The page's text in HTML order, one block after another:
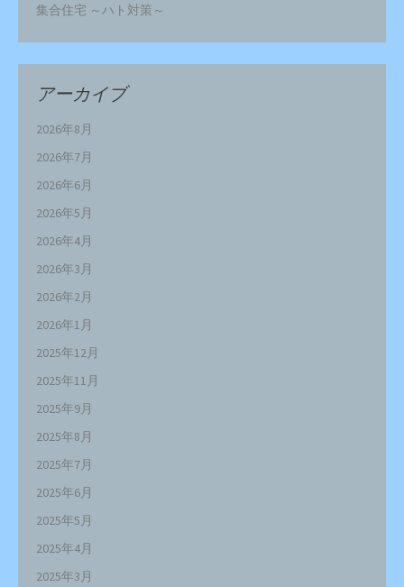
集合住宅 ～ハト対策～
アーカイブ
2026年8月
2026年7月
2026年6月
2026年5月
2026年4月
2026年3月
2026年2月
2026年1月
2025年12月
2025年11月
2025年9月
2025年8月
2025年7月
2025年6月
2025年5月
2025年4月
2025年3月